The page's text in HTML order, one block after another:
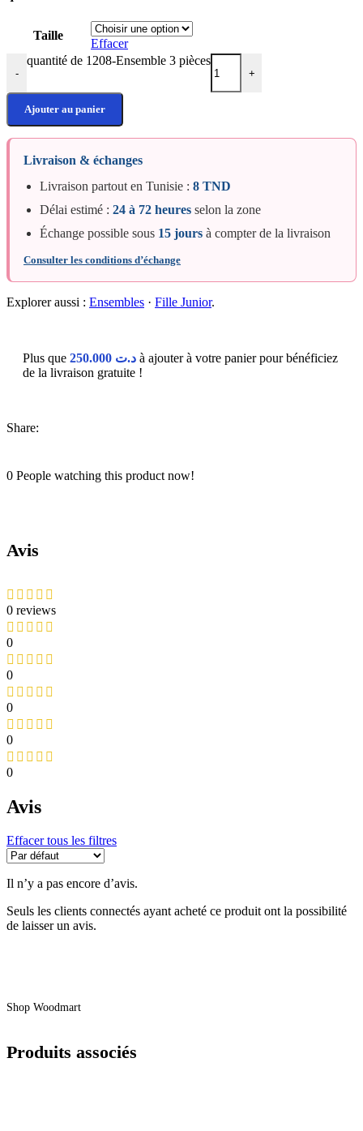
Taille
Effacer
-
quantité de 1208-Ensemble 3 pièces
+
Ajouter au panier
Livraison & échanges
Livraison partout en Tunisie : 8 TND
Délai estimé : 24 à 72 heures selon la zone
Échange possible sous 15 jours à compter de la livraison
Consulter les conditions d’échange
Explorer aussi : Ensembles · Fille Junior.
Plus que د.ت à ajouter à votre panier pour bénéficiez
de la livraison gratuite !
Share:
0 People watching this product now!
Avis
0 reviews
0
0
0
0
0
Avis
Effacer tous les filtres
Il n’y a pas encore d’avis.
Seuls les clients connectés ayant acheté ce produit ont la possibilité
de laisser un avis.
Shop Woodmart
Produits associés